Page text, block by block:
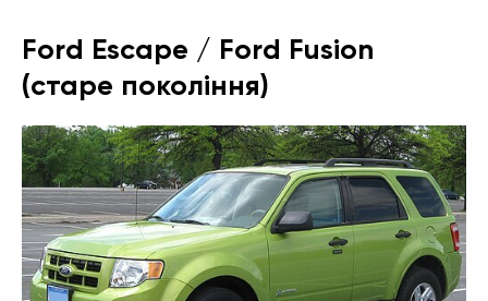
Ford Escape / Ford Fusion
(старе покоління)